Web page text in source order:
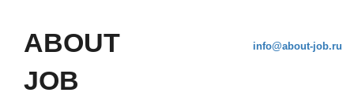
ABOUT
JOB
info@about-job.ru